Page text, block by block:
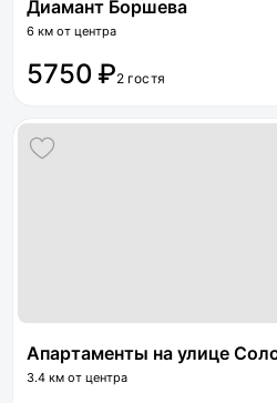
Диамант Боршева
6 км от центра
5750 ₽2 гостя
Апартаменты на улице
3.4 км от центра